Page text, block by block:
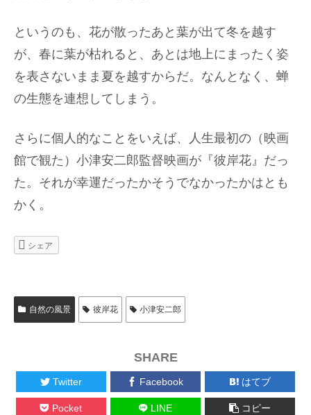
というのも、花が散ったあと葉が出て冬を越す
が、春に葉が枯れると、あとは地上にまったく姿
を表さないまま夏を越すからだ。なんとなく、蝉
の生態を連想してしまう。
さらに個人的なことをいえば、人生最初の（映画
館で観た）小津安二郎監督映画が『彼岸花』だっ
た。それが幸運だったかそうでなかったかはとも
かく。
シェア
自然の風景 彼岸花 小津安二郎
SHARE
Twitter Facebook はてブ
Pocket LINE コピー